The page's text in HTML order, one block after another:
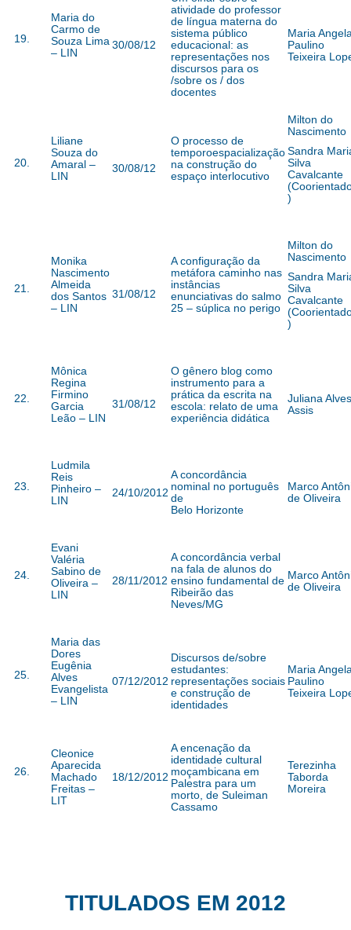
19.
Maria do
Carmo de
Souza Lima
– LIN
30/08/12
atividade do professor
de língua materna do
sistema público
educacional: as
representações nos
discursos para os
/sobre os / dos
docentes
Maria
Paulino
Teixeira
20.
Liliane
Souza do
Amaral –
LIN
30/08/12
O processo de
temporoespacialização
na construção do
espaço interlocutivo
Milton do
Nascimento
Sandra
Silva
Cavalcante
)
21.
Monika
Nascimento
Almeida
dos Santos
– LIN
31/08/12
A configuração da
metáfora caminho nas
instâncias
enunciativas do salmo
25 – súplica no perigo
Milton do
Nascimento
Sandra
Silva
Cavalcante
)
22.
Mônica
Regina
Firmino
Garcia
Leão – LIN
31/08/12
O gênero blog como
instrumento para a
prática da escrita na
escola: relato de uma
experiência didática
Juliana Alves
Assis
23.
Ludmila
Reis
Pinheiro –
LIN
24/10/2012
A concordância
nominal no português
de
Belo Horizonte
Marco
de Oliveira
24.
Evani
Valéria
Sabino de
Oliveira –
LIN
28/11/2012
A concordância verbal
na fala de alunos do
ensino fundamental de
Ribeirão das
Neves/MG
Marco
de Oliveira
25.
Maria das
Dores
Eugênia
Alves
Evangelista
– LIN
07/12/2012
Discursos de/sobre
estudantes:
representações sociais
e construção de
identidades
Maria
Paulino
Teixeira
26.
Cleonice
Aparecida
Machado
Freitas –
LIT
18/12/2012
A encenação da
identidade cultural
moçambicana em
Palestra para um
morto, de Suleiman
Cassamo
Terezinha
Taborda
Moreira
TITULADOS EM 2012